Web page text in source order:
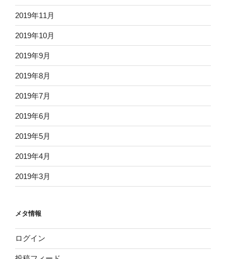
2019年11月
2019年10月
2019年9月
2019年8月
2019年7月
2019年6月
2019年5月
2019年4月
2019年3月
メタ情報
ログイン